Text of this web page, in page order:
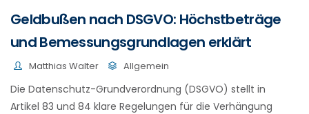
Geldbußen nach DSGVO: Höchstbeträge
und Bemessungsgrundlagen erklärt
Matthias Walter Allgemein
Die Datenschutz-Grundverordnung (DSGVO) stellt in
Artikel 83 und 84 klare Regelungen für die Verhängung